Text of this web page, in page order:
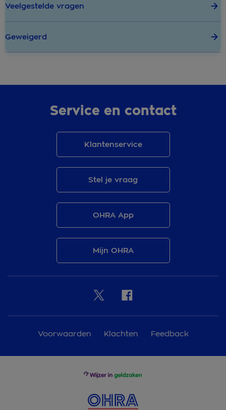
Veelgestelde vragen
Geweigerd
Service en contact
Klantenservice
Stel je vraag
OHRA App
Mijn OHRA
Voorwaarden Klachten Feedback